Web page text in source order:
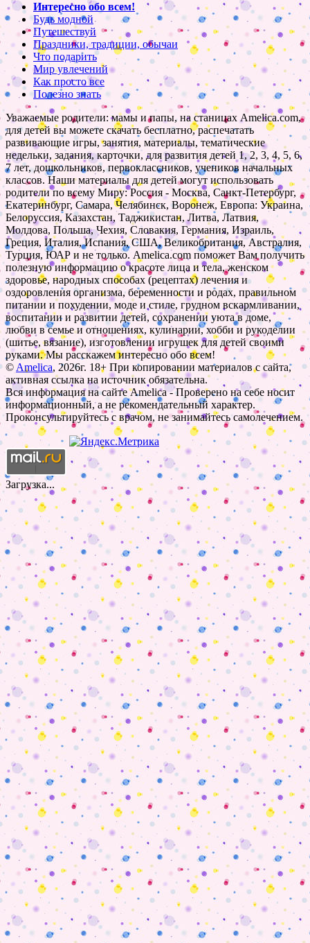
Интересно обо всем!
Будь модной
Путешествуй
Праздники, традиции, обычаи
Что подарить
Мир увлечений
Как просто все
Полезно знать
Уважаемые родители: мамы и папы, на станицах Amelica.com,
для детей вы можете скачать бесплатно, распечатать
развивающие игры, занятия, материалы, тематические
недельки, задания, карточки, для развития детей 1, 2, 3, 4, 5, 6,
7 лет, дошкольников, первоклассников, учеников начальных
классов. Наши материалы для детей могут использовать
родители по всему Миру: Россия - Москва, Санкт-Петербург,
Екатеринбург, Самара, Челябинск, Воронеж, Европа: Украина,
Белоруссия, Казахстан, Таджикистан, Литва, Латвия,
Молдова, Польша, Чехия, Словакия, Германия, Израиль,
Греция, Италия, Испания, США, Великобритания, Австралия,
Турция, ЮАР и не только. Amelica.com поможет Вам получить
полезную информацию о красоте лица и тела, женском
здоровье, народных способах (рецептах) лечения и
оздоровления организма, беременности и родах, правильном
питании и похудении, моде и стиле, грудном вскармливании,
воспитании и развитии детей, сохранении уюта в доме,
любви в семье и отношениях, кулинарии, хобби и рукоделии
(шитье, вязание), изготовлении игрушек для детей своими
руками. Мы расскажем интересно обо всем!
© Amelica, 2026г. 18+ При копировании материалов с сайта,
активная ссылка на источник обязательна.
Вся информация на сайте Amelica - Проверено на себе носит
информационный, а не рекомендательный характер.
Проконсультируйтесь с врачом, не занимайтесь самолечением.
Загрузка...